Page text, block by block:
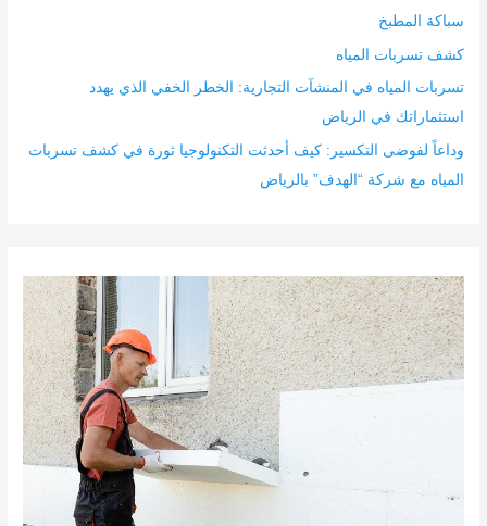
سباكة المطبخ
كشف تسربات المياه
تسربات المياه في المنشآت التجارية: الخطر الخفي الذي يهدد
استثماراتك في الرياض
وداعاً لفوضى التكسير: كيف أحدثت التكنولوجيا ثورة في كشف تسربات
المياه مع شركة “الهدف” بالرياض